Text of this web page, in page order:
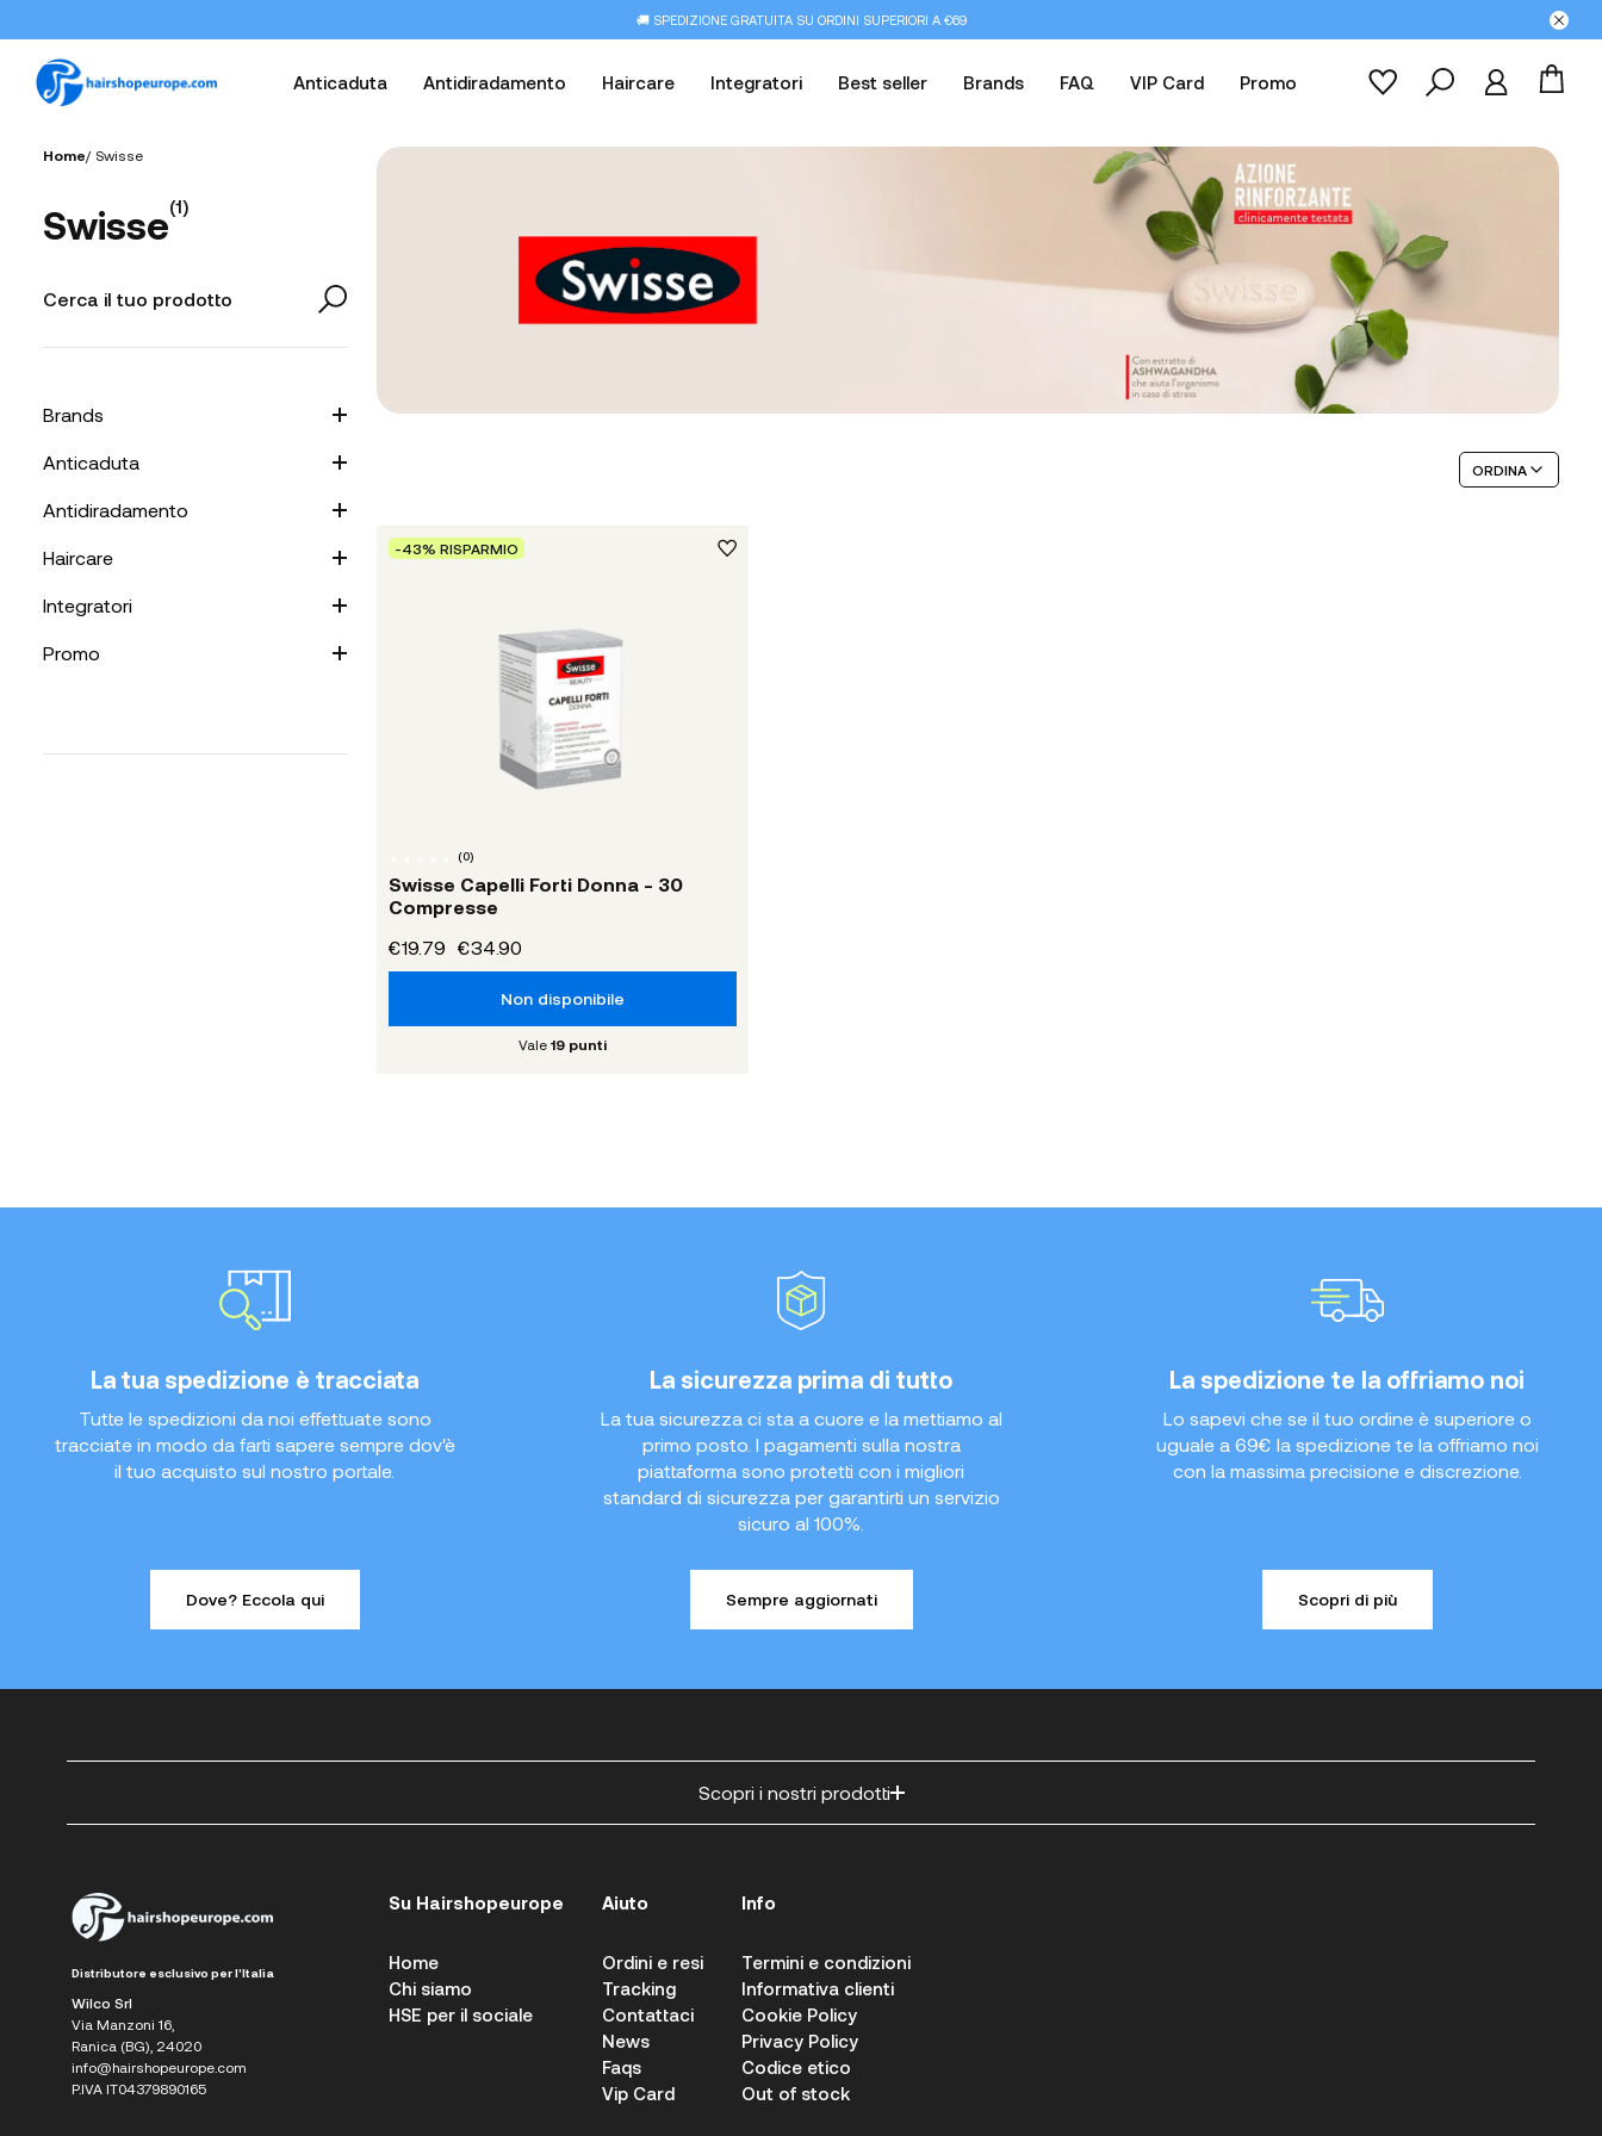
🚚 SPEDIZIONE GRATUITA SU ORDINI SUPERIORI A €69
Anticaduta Antidiradamento Haircare Integratori Best seller Brands FAQ VIP Card Promo
Home/ Swisse
Swisse(1)
Brands
Anticaduta
Antidiradamento
Haircare
Integratori
Promo
ORDINA
-43% RISPARMIO
(0)
Swisse Capelli Forti Donna - 30
Compresse
€19.79 €34.90
Non disponibile
Vale 19 punti
La tua spedizione è tracciata
Tutte le spedizioni da noi effettuate sono
tracciate in modo da farti sapere sempre dov'è
il tuo acquisto sul nostro portale.
Dove? Eccola qui
La sicurezza prima di tutto
La tua sicurezza ci sta a cuore e la mettiamo al
primo posto. I pagamenti sulla nostra
piattaforma sono protetti con i migliori
standard di sicurezza per garantirti un servizio
sicuro al 100%.
Sempre aggiornati
La spedizione te la offriamo noi
Lo sapevi che se il tuo ordine è superiore o
uguale a 69€ la spedizione te la offriamo noi
con la massima precisione e discrezione.
Scopri di più
Scopri i nostri prodotti
Distributore esclusivo per l'Italia
Wilco Srl
Via Manzoni 16,
Ranica (BG), 24020
info@hairshopeurope.com
P.IVA IT04379890165
Su Hairshopeurope
Home
Chi siamo
HSE per il sociale
Aiuto
Ordini e resi
Tracking
Contattaci
News
Faqs
Vip Card
Info
Termini e condizioni
Informativa clienti
Cookie Policy
Privacy Policy
Codice etico
Out of stock